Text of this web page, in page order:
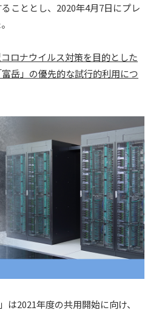
こととし、2020年4月7日にプレ
コロナウイルス対策を目的とした
岳」の優先的な試行的利用につ
は2021年度の共用開始に向け、